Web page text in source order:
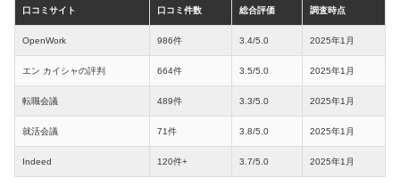
口コミサイト 口コミ件数 総合評価 調査時点
OpenWork 986件 3.4/5.0 2025年1月
エン カイシャの評判 664件 3.5/5.0 2025年1月
転職会議 489件 3.3/5.0 2025年1月
就活会議 71件 3.8/5.0 2025年1月
Indeed 120件+ 3.7/5.0 2025年1月